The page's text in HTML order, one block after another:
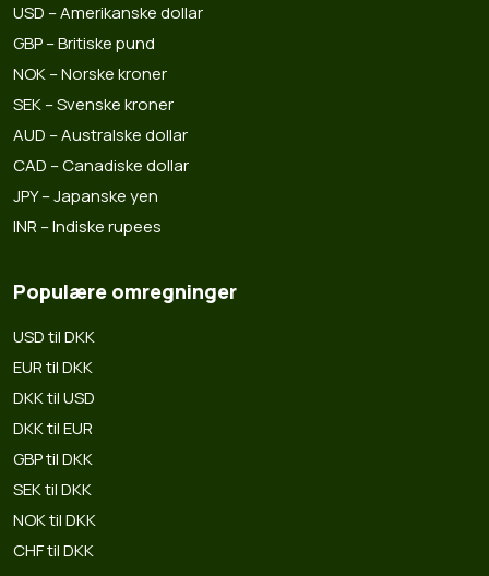
USD – Amerikanske dollar
GBP – Britiske pund
NOK – Norske kroner
SEK – Svenske kroner
AUD – Australske dollar
CAD – Canadiske dollar
JPY – Japanske yen
INR – Indiske rupees
Populære omregninger
USD til DKK
EUR til DKK
DKK til USD
DKK til EUR
GBP til DKK
SEK til DKK
NOK til DKK
CHF til DKK